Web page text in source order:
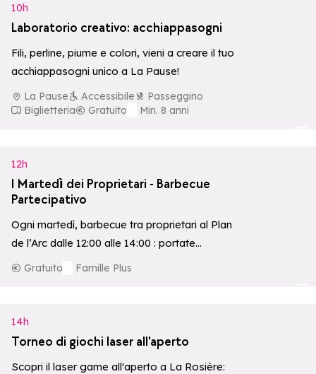
10h
Laboratorio creativo: acchiappasogni
Fili, perline, piume e colori, vieni a creare il tuo
acchiappasogni unico a La Pause!
La Pause Accessibile
Passeggino
Biglietteria
Gratuito
Min. 8 anni
12h
I Martedì dei Proprietari - Barbecue
Partecipativo
Ogni martedì, barbecue tra proprietari al Plan
de l’Arc dalle 12:00 alle 14:00 : portate
qualcosa da condividere e godetevi…
Gratuito
Famille Plus
14h
Torneo di giochi laser all'aperto
Scopri il laser game all'aperto a La Rosière: